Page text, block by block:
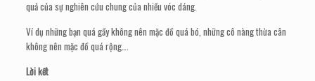
quả của sự nghiên cứu chung của nhiều vóc dáng.
Ví dụ những bạn quá gầy không nên mặc đồ quá bó, những cô nàng thừa cân
không nên mặc đồ quá rộng….
Lời kết